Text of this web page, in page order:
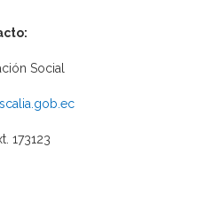
Social
173123